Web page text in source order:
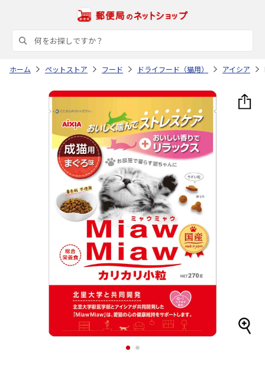
ホーム ペットストア フード ドライフード（猫用） アイシア
1 2